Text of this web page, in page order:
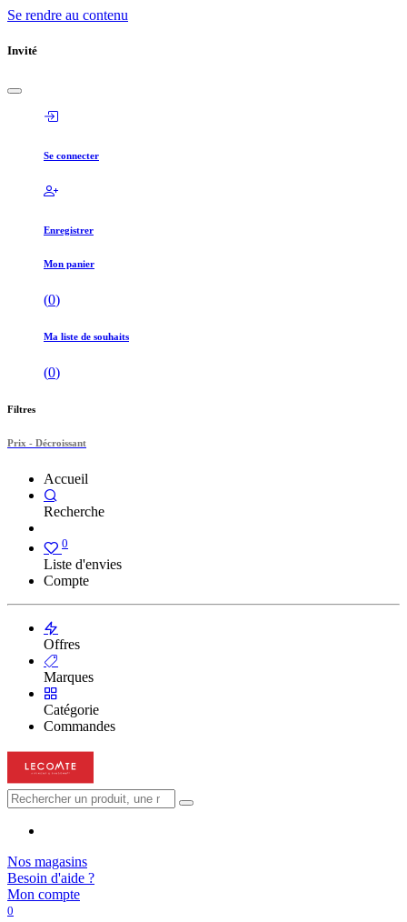
Se rendre au contenu
Invité
Se connecter
Enregistrer
Mon panier
(0)
Ma liste de souhaits
(0)
Filtres
Prix - Décroissant
Accueil
Recherche
0
Liste d'envies
Compte
Offres
Marques
Catégorie
Commandes
Nos magasins
Besoin d'aide ?
Mon compte
0